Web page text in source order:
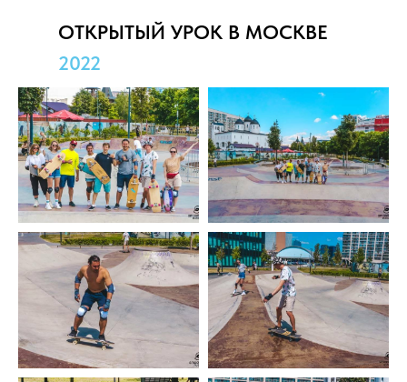
ОТКРЫТЫЙ УРОК В МОСКВЕ
2022